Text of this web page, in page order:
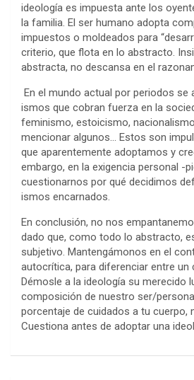
ideología es impuesta ante los
la familia. El ser humano adopta
impuestos o moldeados para
criterio, que flota en lo abstracto.
abstracta, no descansa en el
En el mundo actual por periodos se
ismos que cobran fuerza en la
feminismo, estoicismo,
mencionar algunos… Estos son
que aparentemente adoptamos y
embargo, en la exigencia personal -
cuestionarnos por qué decidimos
ismos encarnados.
En conclusión, no nos
dado que, como todo lo abstracto,
subjetivo. Mantengámonos en el
autocrítica, para diferenciar entre un
Démosle a la ideología su merecido
composición de nuestro ser/
porcentaje de cuidados a tu cuerpo,
Cuestiona antes de adoptar una